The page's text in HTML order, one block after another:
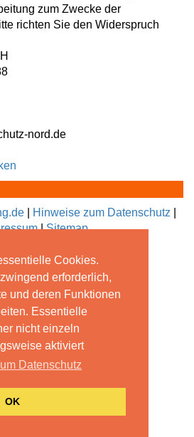
Cookies.
erforderlich,
und deren Funktionen
Essentielle
nicht einzeln
aktiviert
Datenschutz
OK
zum Zwecke der
richten Sie den Widerspruch
nord.de
Hinweise zum Datenschutz
|Sitemap